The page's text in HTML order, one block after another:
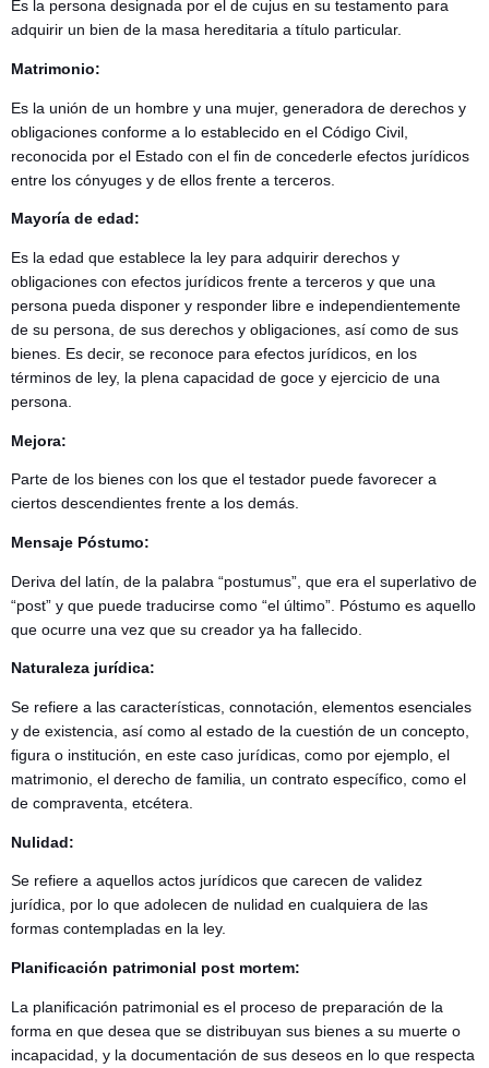
Es la persona designada por el de cujus en su testamento para
adquirir un bien de la masa hereditaria a título particular.
Matrimonio:
Es la unión de un hombre y una mujer, generadora de derechos y
obligaciones conforme a lo establecido en el Código Civil,
reconocida por el Estado con el fin de concederle efectos jurídicos
entre los cónyuges y de ellos frente a terceros.
Mayoría de edad:
Es la edad que establece la ley para adquirir derechos y
obligaciones con efectos jurídicos frente a terceros y que una
persona pueda disponer y responder libre e independientemente
de su persona, de sus derechos y obligaciones, así como de sus
bienes. Es decir, se reconoce para efectos jurídicos, en los
términos de ley, la plena capacidad de goce y ejercicio de una
persona.
Mejora:
Parte de los bienes con los que el testador puede favorecer a
ciertos descendientes frente a los demás.
Mensaje Póstumo:
Deriva del latín, de la palabra “postumus”, que era el superlativo de
“post” y que puede traducirse como “el último”. Póstumo es aquello
que ocurre una vez que su creador ya ha fallecido.
Naturaleza jurídica:
Se refiere a las características, connotación, elementos esenciales
y de existencia, así como al estado de la cuestión de un concepto,
figura o institución, en este caso jurídicas, como por ejemplo, el
matrimonio, el derecho de familia, un contrato específico, como el
de compraventa, etcétera.
Nulidad:
Se refiere a aquellos actos jurídicos que carecen de validez
jurídica, por lo que adolecen de nulidad en cualquiera de las
formas contempladas en la ley.
Planificación patrimonial post mortem:
La planificación patrimonial es el proceso de preparación de la
forma en que desea que se distribuyan sus bienes a su muerte o
incapacidad, y la documentación de sus deseos en lo que respecta